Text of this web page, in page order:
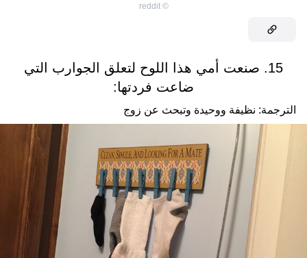
©
reddit
15. صنعت أمي هذا اللوح لتعلق الجوارب التي
ضاعت فردتها:
الترجمة: نظيفة ووحيدة وتبحث عن زوج